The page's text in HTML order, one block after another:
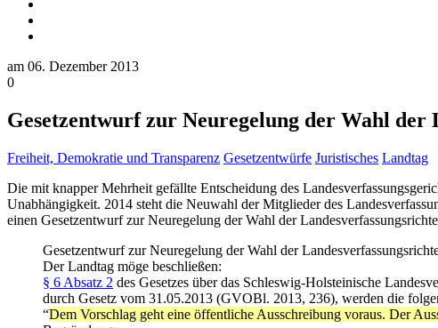
am 06. Dezember 2013
0
Gesetzentwurf zur Neuregelung der Wahl
Freiheit, Demokratie und Transparenz Gesetzentwürfe Juristisches Landtag
Die mit knapper Mehrheit gefällte Entscheidung des
Unabhängigkeit. 2014 steht die Neuwahl der Mitglieder des
einen Gesetzentwurf zur Neuregelung der Wahl der
Gesetzentwurf zur Neuregelung der Wahl der
Der Landtag möge beschließen:
§ 6 Absatz 2 des Gesetzes über das Schleswig-Holsteinische
durch Gesetz vom 31.05.2013 (GVOBl. 2013, 236), werden die
“Dem Vorschlag geht eine öffentliche Ausschreibung voraus. Der